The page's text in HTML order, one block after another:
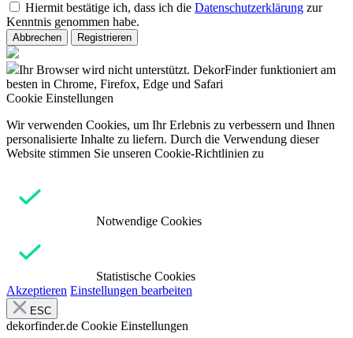
Hiermit bestätige ich, dass ich die Datenschutzerklärung zur
Kenntnis genommen habe.
Abbrechen Registrieren
Ihr Browser wird nicht unterstützt. DekorFinder funktioniert am
besten in Chrome, Firefox, Edge und Safari
Cookie Einstellungen
Wir verwenden Cookies, um Ihr Erlebnis zu verbessern und Ihnen
personalisierte Inhalte zu liefern. Durch die Verwendung dieser
Website stimmen Sie unseren Cookie-Richtlinien zu
Notwendige Cookies
Statistische Cookies
Akzeptieren Einstellungen bearbeiten
ESC
dekorfinder.de Cookie Einstellungen